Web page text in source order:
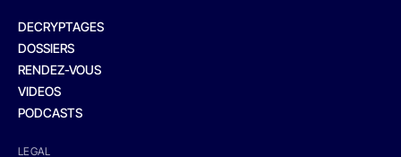
DECRYPTAGES
DOSSIERS
RENDEZ-VOUS
VIDEOS
PODCASTS
LEGAL